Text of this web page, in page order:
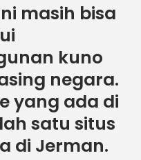
masih bisa
kuno
negara.
yang ada di
satu situs
di Jerman.